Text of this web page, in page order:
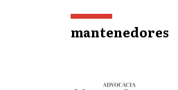
mantenedores